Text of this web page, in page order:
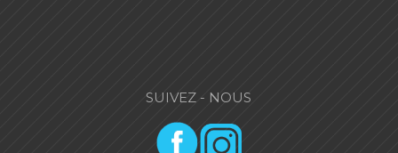
SUIVEZ - NOUS